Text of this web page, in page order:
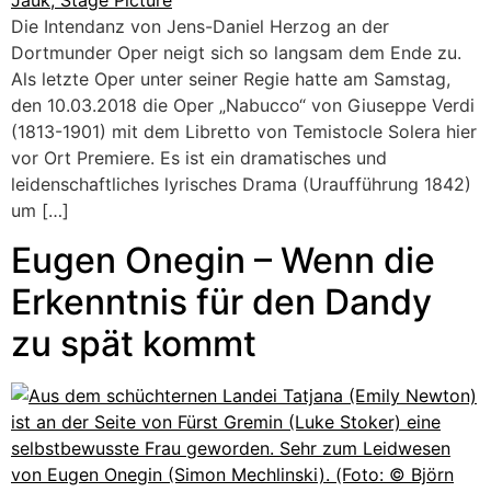
Die Intendanz von Jens-Daniel Herzog an der
Dortmunder Oper neigt sich so langsam dem Ende zu.
Als letzte Oper unter seiner Regie hatte am Samstag,
den 10.03.2018 die Oper „Nabucco“ von Giuseppe Verdi
(1813-1901) mit dem Libretto von Temistocle Solera hier
vor Ort Premiere. Es ist ein dramatisches und
leidenschaftliches lyrisches Drama (Uraufführung 1842)
um […]
Eugen Onegin – Wenn die
Erkenntnis für den Dandy
zu spät kommt